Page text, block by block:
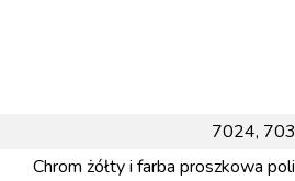
7024,
Chrom żółty i farba proszkowa